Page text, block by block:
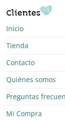
Clientes
Inicio
Tienda
Contacto
Quiénes somos
Preguntas
Mi Compra